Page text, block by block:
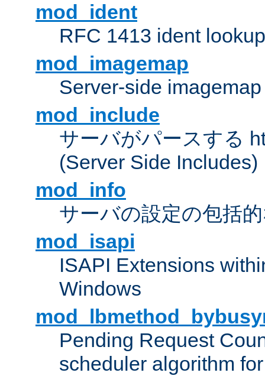
mod_ident
RFC 1413 ident
mod_imagemap
Server-side
mod_include
サーバがパースする
(Server Side Includes)
mod_info
サーバの設定の包括
mod_isapi
ISAPI Extensions
Windows
Pending Request
scheduler algorithm for